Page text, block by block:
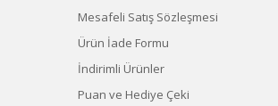
Mesafeli Satış Sözleşmesi
Ürün İade Formu
İndirimli Ürünler
Puan ve Hediye Çeki